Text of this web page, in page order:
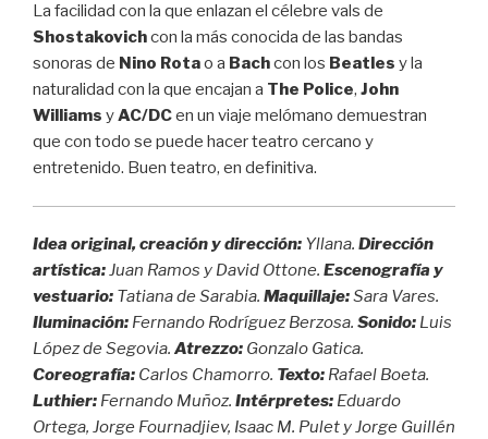
La facilidad con la que enlazan el célebre vals de
Shostakovichcon la más conocida de las bandas
sonoras de Nino Rotao a Bachcon los Beatles y la
naturalidad con la que encajan a The Police, John
Williams yAC/DCen un viaje melómano demuestran
que con todo se puede hacer teatro cercano y
entretenido. Buen teatro, en definitiva.
Idea original, creación y dirección: Yllana. Dirección
artística:Juan Ramos y David Ottone. Escenografía y
vestuario: Tatiana de Sarabia. Maquillaje:Sara Vares.
Iluminación: Fernando Rodríguez Berzosa. Sonido: Luis
López de Segovia. Atrezzo: Gonzalo Gatica.
Coreografía: Carlos Chamorro. Texto: Rafael Boeta.
Luthier: Fernando Muñoz. Intérpretes: Eduardo
Ortega, Jorge Fournadjiev, Isaac M. Pulet y Jorge Guillén